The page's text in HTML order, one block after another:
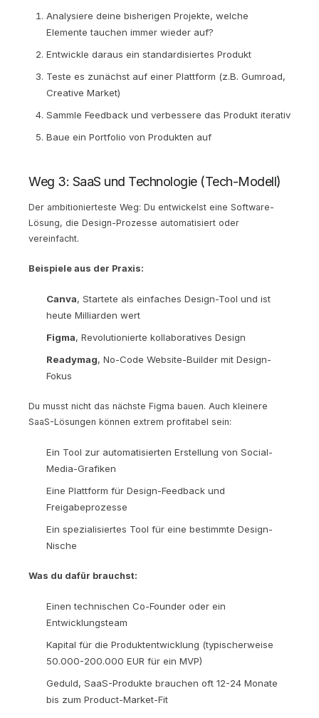
Analysiere deine bisherigen Projekte, welche
Elemente tauchen immer wieder auf?
Entwickle daraus ein standardisiertes Produkt
Teste es zunächst auf einer Plattform (z.B. Gumroad,
Creative Market)
Sammle Feedback und verbessere das Produkt iterativ
Baue ein Portfolio von Produkten auf
Weg 3: SaaS und Technologie (Tech-Modell)
Der ambitionierteste Weg: Du entwickelst eine Software-
Lösung, die Design-Prozesse automatisiert oder
vereinfacht.
Beispiele aus der Praxis:
Canva, Startete als einfaches Design-Tool und ist
heute Milliarden wert
Figma, Revolutionierte kollaboratives Design
Readymag, No-Code Website-Builder mit Design-
Fokus
Du musst nicht das nächste Figma bauen. Auch kleinere
SaaS-Lösungen können extrem profitabel sein:
Ein Tool zur automatisierten Erstellung von Social-
Media-Grafiken
Eine Plattform für Design-Feedback und
Freigabeprozesse
Ein spezialisiertes Tool für eine bestimmte Design-
Nische
Was du dafür brauchst:
Einen technischen Co-Founder oder ein
Entwicklungsteam
Kapital für die Produktentwicklung (typischerweise
50.000-200.000 EUR für ein MVP)
Geduld, SaaS-Produkte brauchen oft 12-24 Monate
bis zum Product-Market-Fit